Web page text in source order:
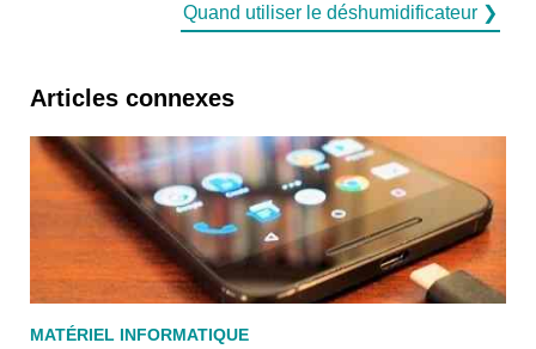
Quand utiliser le déshumidificateur ❯
Articles connexes
MATÉRIEL INFORMATIQUE